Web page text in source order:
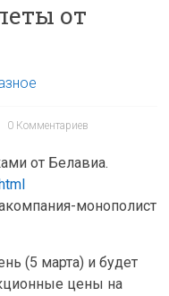
от
0 Комментариев
от Белавиа.
монополист
(5 марта) и будет
цены на